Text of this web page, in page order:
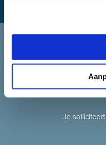
Solliciteren
Je
Je